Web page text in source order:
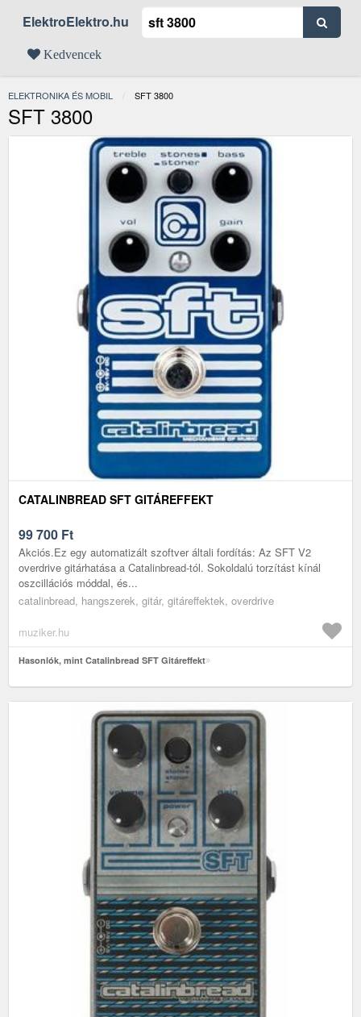
ElektroElektro.hu
Kedvencek
ELEKTRONIKA ÉS MOBIL JELENLEGI:
SFT 3800
SFT 3800
CATALINBREAD SFT GITÁREFFEKT
99 700 Ft
Akciós.Ez egy automatizált szoftver általi fordítás: Az SFT V2
overdrive gitárhatása a Catalinbread-tól. Sokoldalú torzítást kínál
oszcillációs móddal, és...
catalinbread, hangszerek, gitár, gitáreffektek, overdrive
muziker.hu
Hasonlók, mint Catalinbread SFT Gitáreffekt